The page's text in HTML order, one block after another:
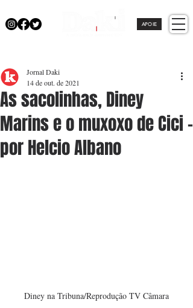
APOIE
As sacolinhas, Diney
Marins e o muxoxo de Cici -
por Helcio Albano
Jornal Daki
14 de out. de 2021
Diney na Tribuna/Reprodução TV Câmara